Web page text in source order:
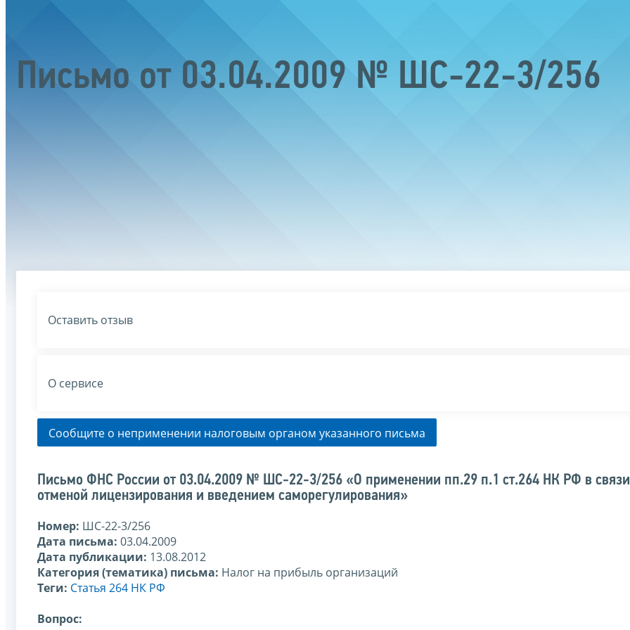
Письмо от 03.04.2009 № ШС-22-3/256
Оставить отзыв
О сервисе
Сообщите о неприменении налоговым органом указанного письма
Письмо ФНС России от 03.04.2009 № ШС-22-3/256 «О применении пп.29 п.1 ст.264 НК РФ в
отменой лицензирования и введением саморегулирования»
Номер: ШС-22-3/256
Дата письма: 03.04.2009
Дата публикации: 13.08.2012
Категория (тематика) письма: Налог на прибыль организаций
Теги: Статья 264 НК РФ
Вопрос: